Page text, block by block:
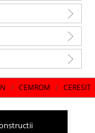
/CERESIT/